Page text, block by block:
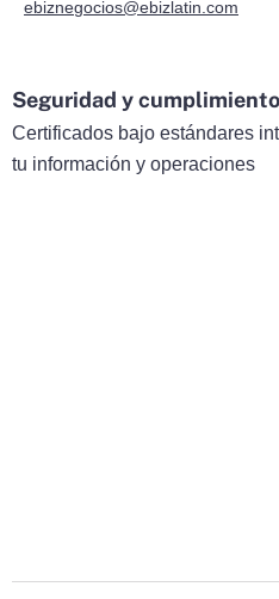
ebiznegocios@ebizlatin.com
Seguridad y
Certificados bajo estándares
tu información y operaciones